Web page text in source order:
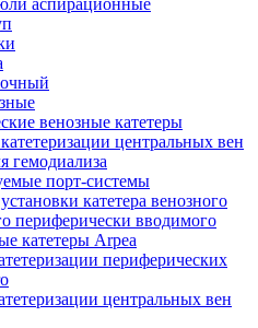
аспирационные
венозные катетеры
центральных вен
гемодиализа
порт‑системы
катетера венозного
периферически вводимого
катетеры Arpea
периферических
центральных вен